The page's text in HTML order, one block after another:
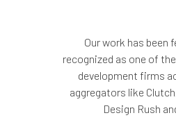
Our work has been
recognized as one of
development firms
aggregators like
Design Rush